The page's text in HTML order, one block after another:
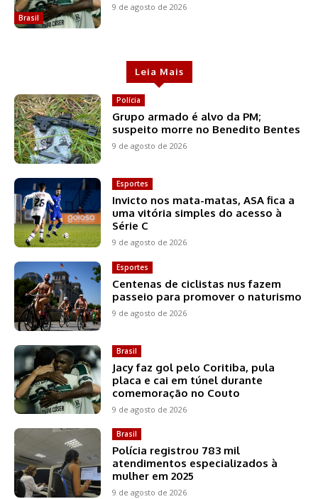
Brasil
9 de agosto de 2026
Leia Mais
Polícia
Grupo armado é alvo da PM;
suspeito morre no Benedito Bentes
9 de agosto de 2026
Esportes
Invicto nos mata-matas, ASA fica a
uma vitória simples do acesso à
Série C
9 de agosto de 2026
Esportes
Centenas de ciclistas nus fazem
passeio para promover o naturismo
9 de agosto de 2026
Brasil
Jacy faz gol pelo Coritiba, pula
placa e cai em túnel durante
comemoração no Couto
9 de agosto de 2026
Brasil
Polícia registrou 783 mil
atendimentos especializados à
mulher em 2025
9 de agosto de 2026